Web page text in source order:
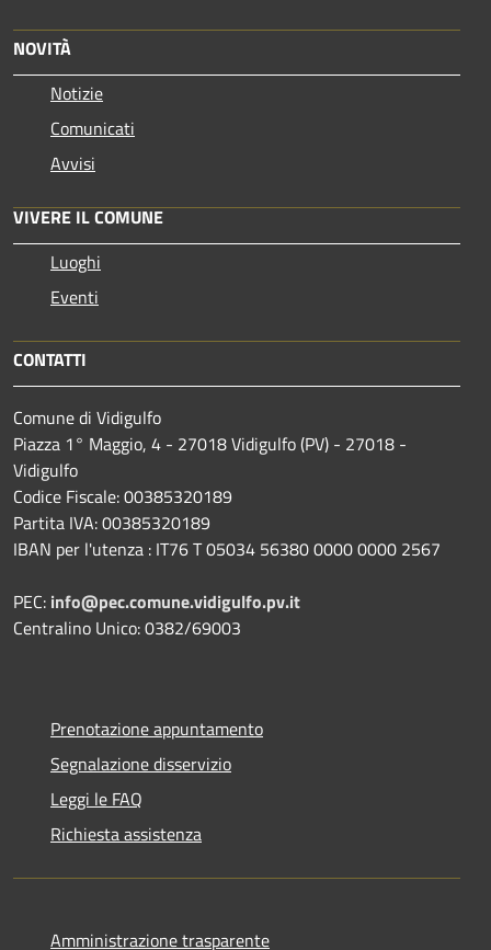
NOVITÀ
Notizie
Comunicati
Avvisi
VIVERE IL COMUNE
Luoghi
Eventi
CONTATTI
Comune di Vidigulfo
Piazza 1° Maggio, 4 - 27018 Vidigulfo (PV) - 27018 -
Vidigulfo
Codice Fiscale: 00385320189
Partita IVA: 00385320189
IBAN per l'utenza : IT76 T 05034 56380 0000 0000 2567
PEC: info@pec.comune.vidigulfo.pv.it
Centralino Unico: 0382/69003
Prenotazione appuntamento
Segnalazione disservizio
Leggi le FAQ
Richiesta assistenza
Amministrazione trasparente